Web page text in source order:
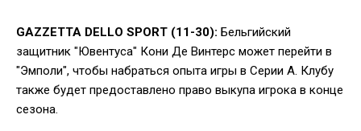
GAZZETTA DELLO SPORT (11-30): Бельгийский
защитник "Ювентуса" Кони Де Винтерс может перейти в
"Эмполи", чтобы набраться опыта игры в Серии А. Клубу
также будет предоставлено право выкупа игрока в конце
сезона.